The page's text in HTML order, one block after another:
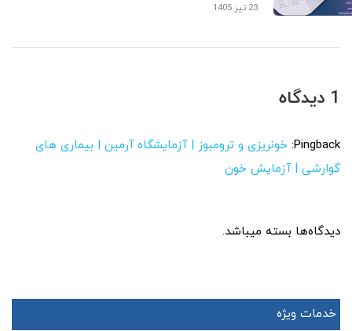
23 تیر 1405
1 دیدگاه
Pingback: خونریزی و ترومبوز | آزمایشگاه آرمین | بیماری های
گوارشی | آزمایش خون
دیدگاه‌ها بسته میباشد.
خدمات ویژه